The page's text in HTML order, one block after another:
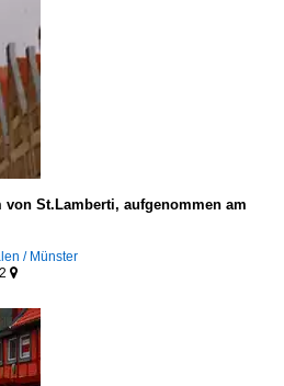
St.Lamberti, aufgenommen am
/ Münster
